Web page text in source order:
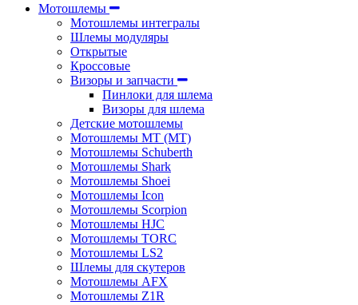
Мотошлемы
Мотошлемы интегралы
Шлемы модуляры
Открытые
Кросcовые
Визоры и запчасти
Пинлоки для шлема
Визоры для шлема
Детские мотошлемы
Мотошлемы MT (МТ)
Мотошлемы Schuberth
Мотошлемы Shark
Мотошлемы Shoei
Мотошлемы Icon
Мотошлемы Scorpion
Мотошлемы HJC
Мотошлемы TORC
Мотошлемы LS2
Шлемы для скутеров
Мотошлемы AFX
Мотошлемы Z1R